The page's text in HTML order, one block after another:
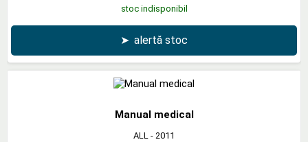
stoc indisponibil
➤ alertă stoc
Manual medical
ALL - 2011